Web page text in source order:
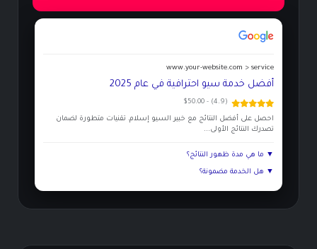
www.your-website.com > service
أفضل خدمة سيو احترافية في عام 2025
(4.9) - $50.00
احصل على أفضل النتائج مع خبير السيو إسلام، تقنيات متطورة لضمان
تصدرك النتائج الأولى...
▼ ما هي مدة ظهور النتائج؟
▼ هل الخدمة مضمونة؟